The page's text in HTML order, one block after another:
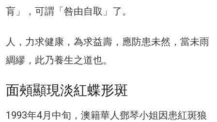
肓」，可謂「咎由自取」了。
人，力求健康，為求益壽，應防患未然，當未雨
綢繆，此乃養生之道也。
面頰顯現淡紅蝶形斑
1993年4月中旬，澳籍華人鄧琴小姐因患紅斑狼